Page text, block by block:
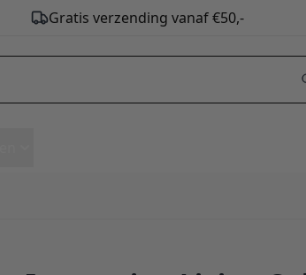
Gratis verzending vanaf €50,-